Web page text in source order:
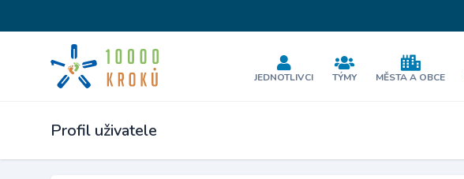
JEDNOTLIVCI TÝMY MĚSTA A OBCE
Profil uživatele